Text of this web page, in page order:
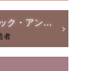
1/4の誕生色 コニャック／バルティック・アンバー
者